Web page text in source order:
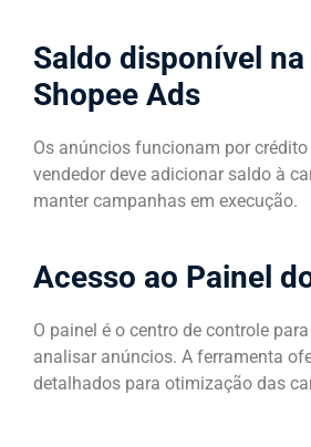
Saldo disponível
Shopee Ads
Os anúncios funcionam por crédito
vendedor deve adicionar saldo à
manter campanhas em execução.
Acesso ao Painel
O painel é o centro de controle
analisar anúncios. A ferramenta
detalhados para otimização das